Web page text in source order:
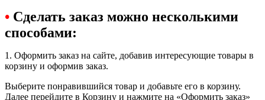
• Сделать заказ можно несколькими
способами:
1. Оформить заказ на сайте, добавив интересующие товары в
корзину и оформив заказ.
Выберите понравившийся товар и добавьте его в корзину.
Далее перейдите в Корзину и нажмите на «Оформить заказ»